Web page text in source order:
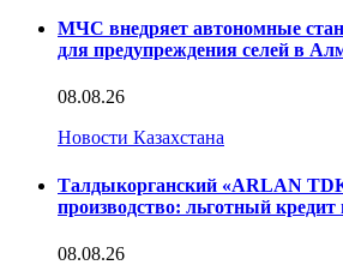
МЧС внедряет автономные
для предупреждения селей в
08.08.26
Новости Казахстана
Талдыкорганский «ARLAN
производство: льготный
08.08.26